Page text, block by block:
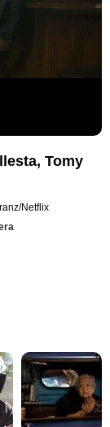
Tomy
Netflix